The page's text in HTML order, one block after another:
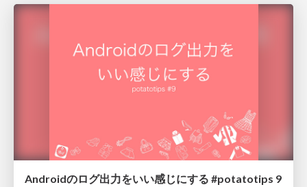
Androidのログ出力をいい感じにする #potatotips 9